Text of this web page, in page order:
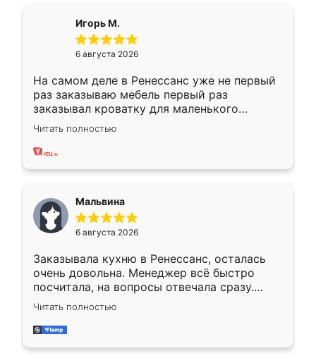
Игорь М.
6 августа 2026
На самом деле в Ренессанс уже не первый
раз заказываю мебель первый раз
заказывал кроватку для маленького
ребёнка при его рождении ,во второй раз
заказал шкаф-купе. По качеству очень
хорошее сборка достаточно быстрая,
меньше, здесь же он более разнообразный.
Мне нравится ,если что-то потребуется из
мебели буду заказывать только здесь.
Читать полностью
Мальвина
6 августа 2026
Заказывала кухню в Ренессанс, осталась
очень довольна. Менеджер всё быстро
посчитала, на вопросы отвечала сразу.
Замерщик приехал в субботу, подошёл к
делу со всей ответственностью. Собрали
за день, ребята работали аккуратно, даже
Читать полностью